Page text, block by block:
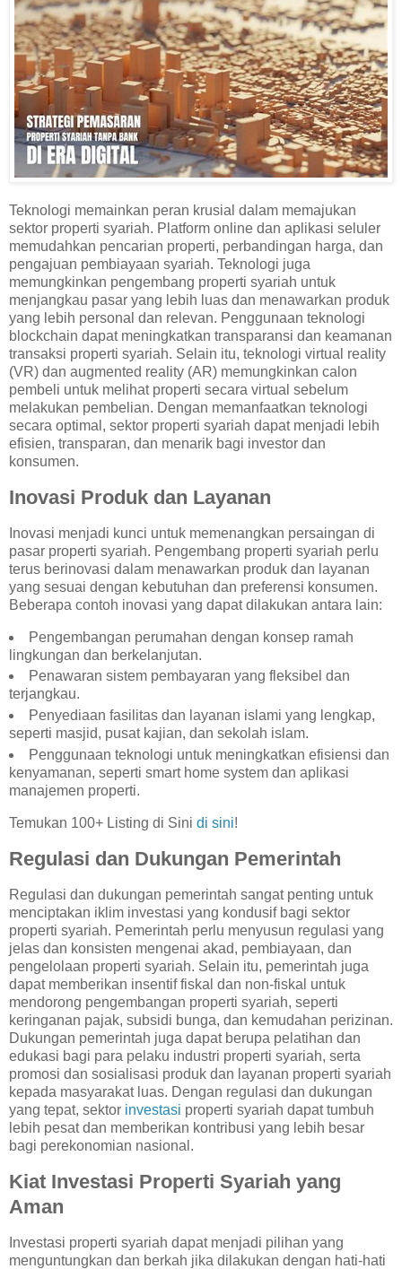
Teknologi memainkan peran krusial dalam memajukan
sektor properti syariah. Platform online dan aplikasi seluler
memudahkan pencarian properti, perbandingan harga, dan
pengajuan pembiayaan syariah. Teknologi juga
memungkinkan pengembang properti syariah untuk
menjangkau pasar yang lebih luas dan menawarkan produk
yang lebih personal dan relevan. Penggunaan teknologi
blockchain dapat meningkatkan transparansi dan keamanan
transaksi properti syariah. Selain itu, teknologi virtual reality
(VR) dan augmented reality (AR) memungkinkan calon
pembeli untuk melihat properti secara virtual sebelum
melakukan pembelian. Dengan memanfaatkan teknologi
secara optimal, sektor properti syariah dapat menjadi lebih
efisien, transparan, dan menarik bagi investor dan
konsumen.
Inovasi Produk dan Layanan
Inovasi menjadi kunci untuk memenangkan persaingan di
pasar properti syariah. Pengembang properti syariah perlu
terus berinovasi dalam menawarkan produk dan layanan
yang sesuai dengan kebutuhan dan preferensi konsumen.
Beberapa contoh inovasi yang dapat dilakukan antara lain:
Pengembangan perumahan dengan konsep ramah
lingkungan dan berkelanjutan.
Penawaran sistem pembayaran yang fleksibel dan
terjangkau.
Penyediaan fasilitas dan layanan islami yang lengkap,
seperti masjid, pusat kajian, dan sekolah islam.
Penggunaan teknologi untuk meningkatkan efisiensi dan
kenyamanan, seperti smart home system dan aplikasi
manajemen properti.
Temukan 100+ Listing di Sini di sini!
Regulasi dan Dukungan Pemerintah
Regulasi dan dukungan pemerintah sangat penting untuk
menciptakan iklim investasi yang kondusif bagi sektor
properti syariah. Pemerintah perlu menyusun regulasi yang
jelas dan konsisten mengenai akad, pembiayaan, dan
pengelolaan properti syariah. Selain itu, pemerintah juga
dapat memberikan insentif fiskal dan non-fiskal untuk
mendorong pengembangan properti syariah, seperti
keringanan pajak, subsidi bunga, dan kemudahan perizinan.
Dukungan pemerintah juga dapat berupa pelatihan dan
edukasi bagi para pelaku industri properti syariah, serta
promosi dan sosialisasi produk dan layanan properti syariah
kepada masyarakat luas. Dengan regulasi dan dukungan
yang tepat, sektor investasi properti syariah dapat tumbuh
lebih pesat dan memberikan kontribusi yang lebih besar
bagi perekonomian nasional.
Kiat Investasi Properti Syariah yang
Aman
Investasi properti syariah dapat menjadi pilihan yang
menguntungkan dan berkah jika dilakukan dengan hati-hati